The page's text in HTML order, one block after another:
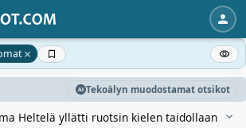
×
Tekoälyn muodostamat otsikot
Heltelä yllätti ruotsin kielen taidollaan